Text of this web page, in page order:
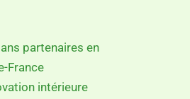
partenaires en
France
intérieure